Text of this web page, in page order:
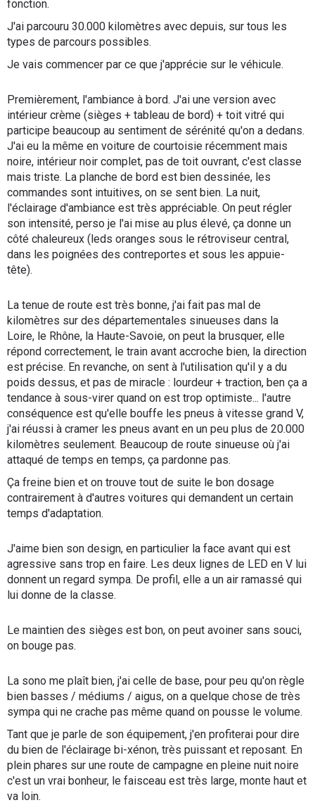
Moto
fonction.
J'ai parcouru 30.000 kilomètres avec depuis, sur tous les
types de parcours possibles.
Je vais commencer par ce que j'apprécie sur le véhicule.
Premièrement, l'ambiance à bord. J'ai une version avec
intérieur crème (sièges + tableau de bord) + toit vitré qui
participe beaucoup au sentiment de sérénité qu'on a dedans.
J'ai eu la même en voiture de courtoisie récemment mais
noire, intérieur noir complet, pas de toit ouvrant, c'est classe
mais triste. La planche de bord est bien dessinée, les
commandes sont intuitives, on se sent bien. La nuit,
l'éclairage d'ambiance est très appréciable. On peut régler
son intensité, perso je l'ai mise au plus élevé, ça donne un
côté chaleureux (leds oranges sous le rétroviseur central,
dans les poignées des contreportes et sous les appuie-
tête).
La tenue de route est très bonne, j'ai fait pas mal de
kilomètres sur des départementales sinueuses dans la
Loire, le Rhône, la Haute-Savoie, on peut la brusquer, elle
répond correctement, le train avant accroche bien, la direction
est précise. En revanche, on sent à l'utilisation qu'il y a du
poids dessus, et pas de miracle : lourdeur + traction, ben ça a
tendance à sous-virer quand on est trop optimiste... l'autre
conséquence est qu'elle bouffe les pneus à vitesse grand V,
j'ai réussi à cramer les pneus avant en un peu plus de 20.000
kilomètres seulement. Beaucoup de route sinueuse où j'ai
attaqué de temps en temps, ça pardonne pas.
Ça freine bien et on trouve tout de suite le bon dosage
contrairement à d'autres voitures qui demandent un certain
temps d'adaptation.
J'aime bien son design, en particulier la face avant qui est
agressive sans trop en faire. Les deux lignes de LED en V lui
donnent un regard sympa. De profil, elle a un air ramassé qui
lui donne de la classe.
Le maintien des sièges est bon, on peut avoiner sans souci,
on bouge pas.
La sono me plaît bien, j'ai celle de base, pour peu qu'on règle
bien basses / médiums / aigus, on a quelque chose de très
sympa qui ne crache pas même quand on pousse le volume.
Tant que je parle de son équipement, j'en profiterai pour dire
du bien de l'éclairage bi-xénon, très puissant et reposant. En
plein phares sur une route de campagne en pleine nuit noire
c'est un vrai bonheur, le faisceau est très large, monte haut et
va loin.